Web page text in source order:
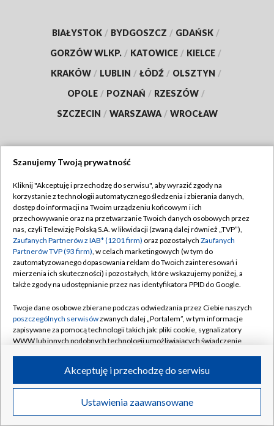
BIAŁYSTOK / BYDGOSZCZ / GDAŃSK /
GORZÓW WLKP. / KATOWICE / KIELCE /
KRAKÓW / LUBLIN / ŁÓDŹ / OLSZTYN /
OPOLE / POZNAŃ / RZESZÓW /
SZCZECIN / WARSZAWA / WROCŁAW
TVP
Abonament TVP
Emisja w TVP
Centrum informacji TVP
Naziemna Telewizja Cyfrowa
Rada Programowa
System NOS
Informacje o nadawcy
Program dla prasy
Ogłoszenie przetargowe
Regulamin TVP
Polityka prywatności
Moje zgody
Pomoc
Kontakt
Kanały
©2026 Telewizja Polska S.A. w likwidacji
Szanujemy Twoją prywatność
Kliknij "Akceptuję i przechodzę do serwisu", aby wyrazić zgody na
korzystanie z technologii automatycznego śledzenia i zbierania danych,
dostęp do informacji na Twoim urządzeniu końcowym i ich
przechowywanie oraz na przetwarzanie Twoich danych osobowych przez
nas, czyli Telewizję Polską S.A. w likwidacji (zwaną dalej również „TVP”),
Zaufanych Partnerów z IAB* (1201 firm) oraz pozostałych Zaufanych
Partnerów TVP (93 firm), w celach marketingowych (w tym do
zautomatyzowanego dopasowania reklam do Twoich zainteresowań i
mierzenia ich skuteczności) i pozostałych, które wskazujemy poniżej, a
także zgody na udostępnianie przez nas identyfikatora PPID do Google.
Twoje dane osobowe zbierane podczas odwiedzania przez Ciebie naszych
poszczególnych serwisówzwanych dalej „Portalem”, w tym informacje
zapisywane za pomocą technologii takich jak: pliki cookie, sygnalizatory
WWW lub innych podobnych technologii umożliwiających świadczenie
ruchu w Internecie.
Twoje dane osobowe zbierane podczas odwiedzania przez Ciebie
poszczególnych serwisówna Portalu, takie jak adresy IP, identyfikatory
Ustawienia zaawansowane
Akceptuję i przechodzę do serwisu